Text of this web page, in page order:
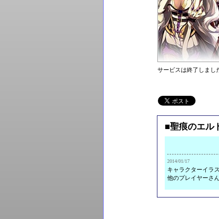
サービスは終了しまし
■聖痕のエル
2014/01/17
キャラクターイラ
他のプレイヤーさ